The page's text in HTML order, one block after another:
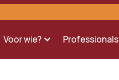
Voor wie? Professionals